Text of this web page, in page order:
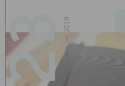
23
июль — 2018